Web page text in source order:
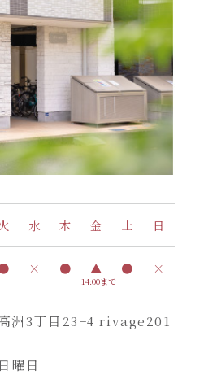
水 木 金 土 日
× ● ▲
14:00まで
● ×
洲3丁目23−4 rivage201
曜日